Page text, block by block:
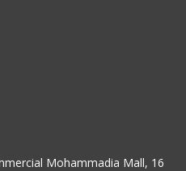
Mohammadia Mall, 16